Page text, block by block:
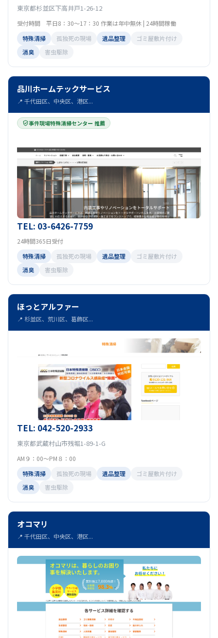
東京都杉並区下高井戸1-26-12
受付時間 平日8：30～17：30 作業は年中無休 | 24時間稼働
特殊清掃
孤独死の現場 遺品整理
ゴミ屋敷片付け
消臭
害虫駆除
品川ホームテックサービス
📍 千代田区、中央区、港区...
事件現場特殊清掃センター 推薦
TEL: 03-6426-7759
24時間365日受付
特殊清掃
孤独死の現場 遺品整理
ゴミ屋敷片付け
消臭
害虫駆除
ほっとアルファー
📍 杉並区、荒川区、葛飾区...
TEL: 042-520-2933
東京都武蔵村山市残堀1-89-1-G
AM９：00～PM８：00
特殊清掃
孤独死の現場 遺品整理
ゴミ屋敷片付け
消臭
害虫駆除
オコマリ
📍 千代田区、中央区、港区...